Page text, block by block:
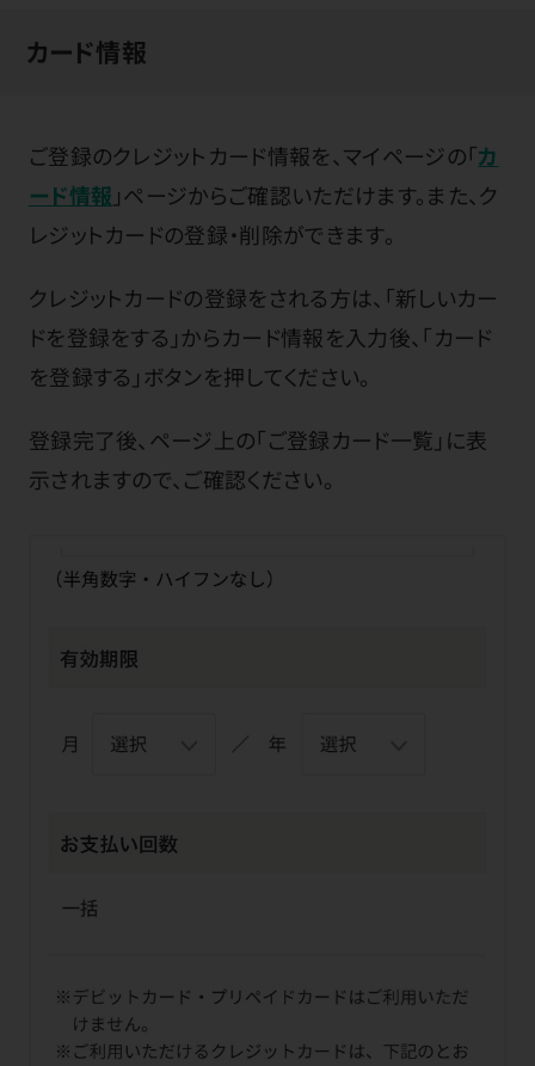
カード情報
ご登録のクレジットカード情報を、マイページの「カ
ード情報 」ページからご確認いただけます。また、ク
レジットカードの登録・削除ができます。
クレジットカードの登録をされる方は、「新しいカー
ドを登録をする」からカード情報を入力後、「カード
を登録する」ボタンを押してください。
登録完了後、ページ上の「ご登録カード一覧」に表
示されますので、ご確認ください。